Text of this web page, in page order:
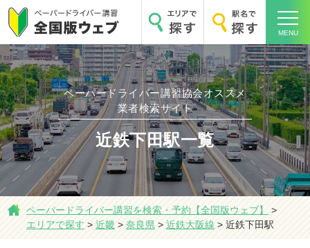
MENU
ホーム
エリアで探す
ペーパードライバー講習協会オススメ
業者検索サイト
近鉄下田駅一覧
ペーパードライバー講習を検索・予約【全国版ウェブ】
>
エリアで探す > 近畿 > 奈良県 > 近鉄大阪線 > 近鉄下田駅